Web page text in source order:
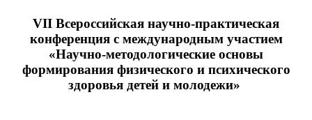
VII Всероссийская научно-практическая
конференция с международным участием
«Научно-методологические основы
формирования физического и психического
здоровья детей и молодежи»